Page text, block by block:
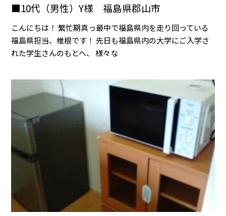
■10代（男性）Y様 福島県郡山市
こんにちは！ 繁忙期真っ最中で福島県内を走り回っている
福島県担当、椎根です！ 先日も福島県内の大学にご入学さ
れた学生さんのもとへ、 様々な